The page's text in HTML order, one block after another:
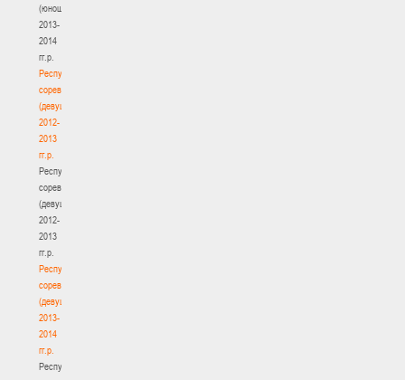
(юноши)
2013-
2014
гг.р.
Республиканские
соревнования
(девушки)
2012-
2013
гг.р.
Республиканские
соревнования
(девушки)
2012-
2013
гг.р.
Республиканские
соревнования
(девушки)
2013-
2014
гг.р.
Республиканские